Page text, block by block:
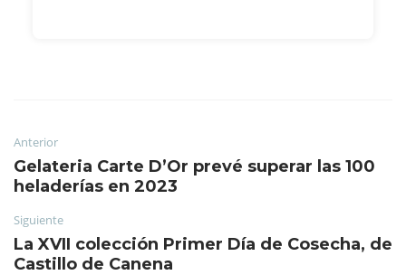
Anterior
Gelateria Carte D’Or prevé superar las 100
heladerías en 2023
Siguiente
La XVII colección Primer Día de Cosecha, de
Castillo de Canena